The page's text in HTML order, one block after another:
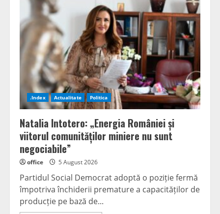
calificat
mai
departe
în
Cupa
României,
după
un
meci
decis
la
loviturile
de
departajare
.Index Actualitate Politica
Natalia Intotero: „Energia României și
viitorul comunităților miniere nu sunt
negociabile”
office 5 August 2026
Partidul Social Democrat adoptă o poziție fermă
împotriva închiderii premature a capacităților de
producție pe bază de...